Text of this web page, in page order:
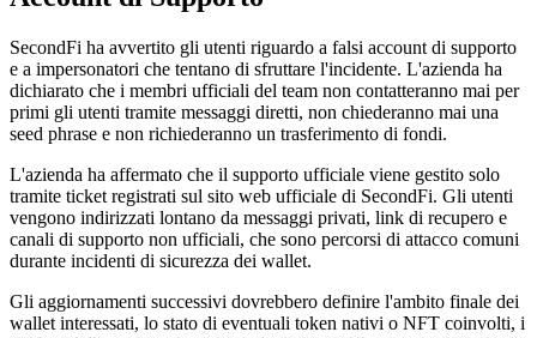
SecondFi ha avvertito gli utenti riguardo a falsi account di supporto
e a impersonatori che tentano di sfruttare l'incidente. L'azienda ha
dichiarato che i membri ufficiali del team non contatteranno mai per
primi gli utenti tramite messaggi diretti, non chiederanno mai una
seed phrase e non richiederanno un trasferimento di fondi.
L'azienda ha affermato che il supporto ufficiale viene gestito solo
tramite ticket registrati sul sito web ufficiale di SecondFi. Gli utenti
vengono indirizzati lontano da messaggi privati, link di recupero e
canali di supporto non ufficiali, che sono percorsi di attacco comuni
durante incidenti di sicurezza dei wallet.
Gli aggiornamenti successivi dovrebbero definire l'ambito finale dei
wallet interessati, lo stato di eventuali token nativi o NFT coinvolti, i